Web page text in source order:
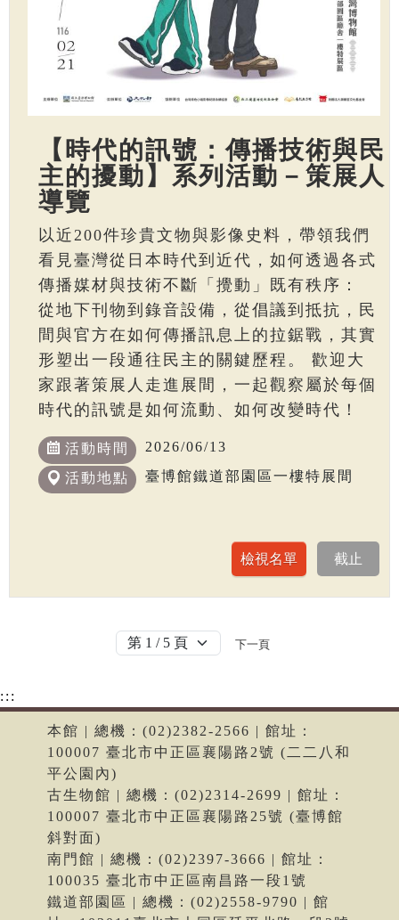
【時代的訊號：傳播技術與民
主的擾動】系列活動－策展人
導覽
以近200件珍貴文物與影像史料，帶領我們
看見臺灣從日本時代到近代，如何透過各式
傳播媒材與技術不斷「攪動」既有秩序：
從地下刊物到錄音設備，從倡議到抵抗，民
間與官方在如何傳播訊息上的拉鋸戰，其實
形塑出一段通往民主的關鍵歷程。 歡迎大
家跟著策展人走進展間，一起觀察屬於每個
時代的訊號是如何流動、如何改變時代！
活動時間 2026/06/13
活動地點 臺博館鐵道部園區一樓特展間
下一頁
:::
本館 | 總機：(02)2382-2566 | 館址：
100007 臺北市中正區襄陽路2號 (二二八和
平公園內)
古生物館 | 總機：(02)2314-2699 | 館址：
100007 臺北市中正區襄陽路25號 (臺博館
斜對面)
南門館 | 總機：(02)2397-3666 | 館址：
100035 臺北市中正區南昌路一段1號
鐵道部園區 | 總機：(02)2558-9790 | 館